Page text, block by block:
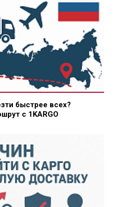
быстрее всех?
с 1KARGO